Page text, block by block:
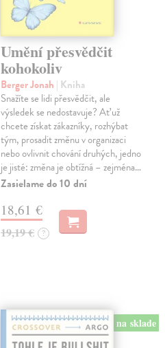
Umění přesvědčit
kohokoliv
Berger Jonah | Kniha
Snažíte se lidi přesvědčit, ale
výsledek se nedostavuje? Ať už
chcete získat zákazníky, rozhýbat
tým, prosadit změnu v organizaci
nebo ovlivnit chování druhých, jedno
je jisté: změna je obtížná – zejména…
Zasielame do 10 dní
18,61 €
19,19 € ?
na sklade